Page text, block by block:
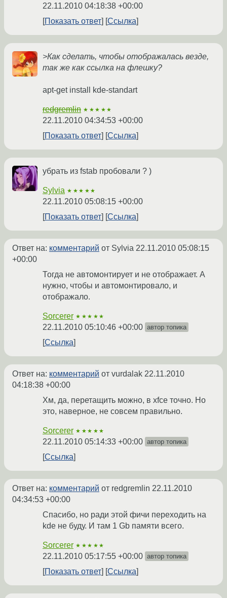
22.11.2010 04:18:38 +00:00
Показать ответ
Ссылка
>Как сделать, чтобы отображалась везде,
так же как ссылка на флешку?
apt-get install kde-standart
redgremlin ★★★★★
22.11.2010 04:34:53 +00:00
Показать ответ
Ссылка
убрать из fstab пробовали ? )
Sylvia ★★★★★
22.11.2010 05:08:15 +00:00
Показать ответ
Ссылка
Ответ на: комментарий от Sylvia 22.11.2010 05:08:15
+00:00
Тогда не автомонтирует и не отображает. А
нужно, чтобы и автомонтировало, и
отображало.
Sorcerer ★★★★★
22.11.2010 05:10:46 +00:00 автор топика
Ссылка
Ответ на: комментарий от vurdalak 22.11.2010
04:18:38 +00:00
Хм, да, перетащить можно, в xfce точно. Но
это, наверное, не совсем правильно.
Sorcerer ★★★★★
22.11.2010 05:14:33 +00:00 автор топика
Ссылка
Ответ на: комментарий от redgremlin 22.11.2010
04:34:53 +00:00
Спасибо, но ради этой фичи переходить на
kde не буду. И там 1 Gb памяти всего.
Sorcerer ★★★★★
22.11.2010 05:17:55 +00:00 автор топика
Показать ответ Ссылка